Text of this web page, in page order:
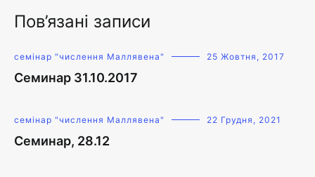
Пов’язані записи
семінар "числення Маллявена" 25 Жовтня, 2017
Семинар 31.10.2017
семінар "числення Маллявена" 22 Грудня, 2021
Семинар, 28.12